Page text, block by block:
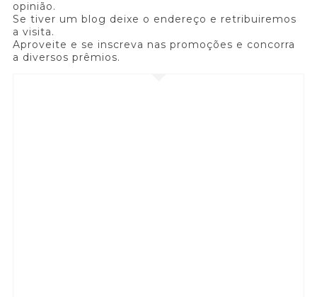
opinião.
Se tiver um blog deixe o endereço e retribuiremos
a visita.
Aproveite e se inscreva nas promoções e concorra
a diversos prêmios.